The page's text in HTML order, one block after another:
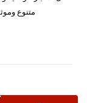
متنوع